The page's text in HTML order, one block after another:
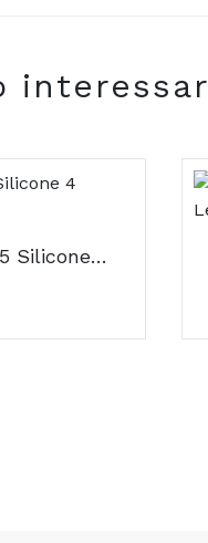
interessar
Chicco Tetina P5 Silicone 4 Meses+ Rápido x2